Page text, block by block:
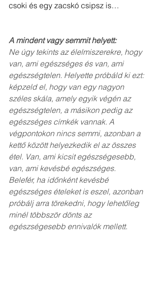
csoki és egy zacskó csipsz is…
A mindent vagy semmit helyett:
Ne úgy tekints az élelmiszerekre, hogy
van, ami egészséges és van, ami
egészségtelen. Helyette próbáld ki ezt:
képzeld el, hogy van egy nagyon
széles skála, amely egyik végén az
egészségtelen, a másikon pedig az
egészséges címkék vannak. A
végpontokon nincs semmi, azonban a
kettő között helyezkedik el az összes
étel. Van, ami kicsit egészségesebb,
van, ami kevésbé egészséges.
Belefér, ha időnként kevésbé
egészséges ételeket is eszel, azonban
próbálj arra törekedni, hogy lehetőleg
minél többször dönts az
egészségesebb ennivalók mellett.